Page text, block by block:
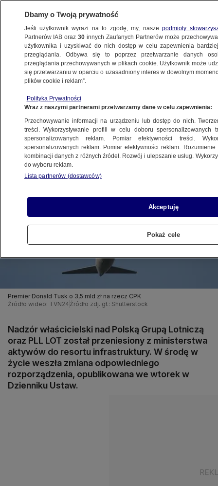
BIZNES
Z KRAJU
nadzorem
27.11.2024, 13:06
Udostępnij
Premier Donald Tusk o 3,5 mld zł na rzecz CPK
Źródło wideo: TVN24 Źródło zdj. gł.: Shutterstock
Nadzór właścicielski nad Polską Grupą Lotniczą
oraz PLL LOT został przeniesiony z ministerstwa
aktywów do resortu infrastruktury. W środę w
życie weszła zmiana odpowiedniego
rozporządzenia, opublikowana we wtorek w
Dzienniku Ustaw.
Dbamy o Twoją prywatność
Jeśli użytkownik wyrazi na to zgodę, my, naszepodmioty
Partnerów IAB oraz30 innych Zaufanych Partnerów może
użytkownika i uzyskiwać do nich dostęp w celu zapewnienia
przeglądania. Odbywa się to poprzez przetwarzanie danych
przeglądania przechowywanych w plikach cookie. Użytkownik może
się przetwarzaniu w oparciu o uzasadniony interes w dowolnym
plików cookie i reklam”.
Polityka Prywatności
Wraz z naszymi partnerami przetwarzamy dane w celu zapewnienia:
Przechowywanie informacji na urządzeniu lub dostęp do nich.
treści. Wykorzystywanie profili w celu doboru spersonalizowanych
spersonalizowanych reklam. Pomiar efektywności treści.
spersonalizowanych reklam. Pomiar efektywności reklam.
kombinacji danych z różnych źródeł. Rozwój i ulepszanie usług.
do wyboru reklam.
Lista partnerów (dostawców)
Akceptuję
Pokaż cele